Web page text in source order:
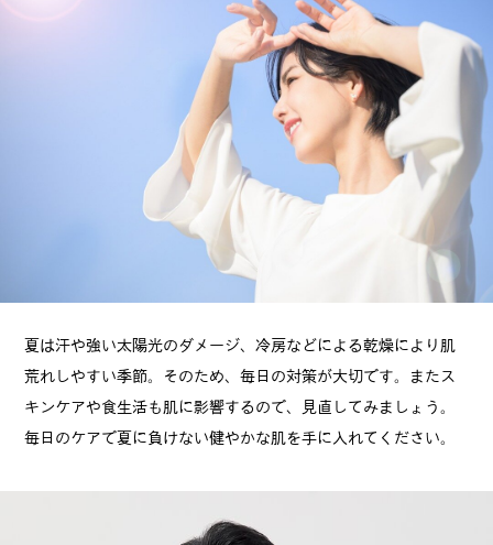
夏は汗や強い太陽光のダメージ、冷房などによる乾燥により肌
荒れしやすい季節。そのため、毎日の対策が大切です。またス
キンケアや食生活も肌に影響するので、見直してみましょう。
毎日のケアで夏に負けない健やかな肌を手に入れてください。